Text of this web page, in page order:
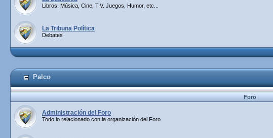
Libros, Música, Cine, T.V. Juegos, Humor, etc...
La Tribuna Política
Debates
Palco
Foro
Administración del Foro
Todo lo relacionado con la organización del Foro